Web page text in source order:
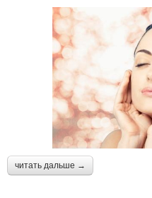
читать дальше →